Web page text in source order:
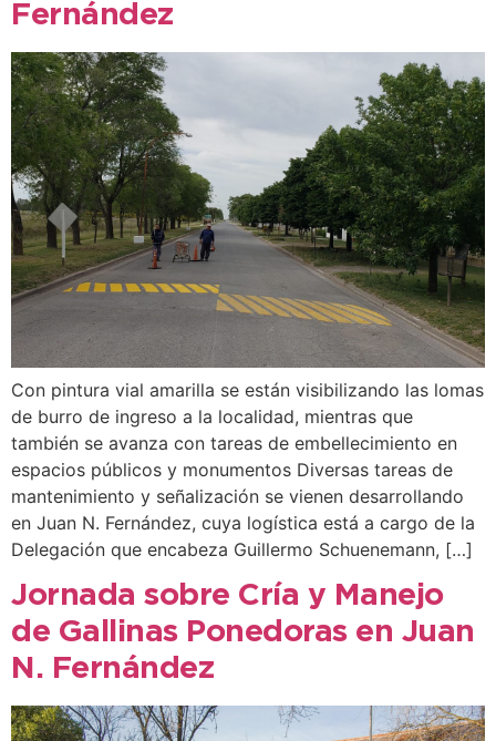
Fernández
Con pintura vial amarilla se están visibilizando las lomas
de burro de ingreso a la localidad, mientras que
también se avanza con tareas de embellecimiento en
espacios públicos y monumentos Diversas tareas de
mantenimiento y señalización se vienen desarrollando
en Juan N. Fernández, cuya logística está a cargo de la
Delegación que encabeza Guillermo Schuenemann, […]
Jornada sobre Cría y Manejo
de Gallinas Ponedoras en Juan
N. Fernández